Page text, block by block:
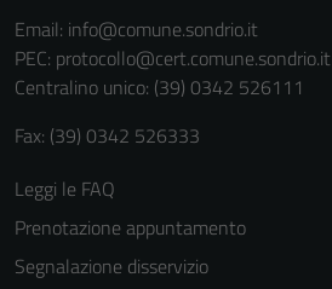
Email: info@comune.sondrio.it
PEC: protocollo@cert.comune.sondrio.it
Centralino unico: (39) 0342 526111
Fax: (39) 0342 526333
Leggi le FAQ
Prenotazione appuntamento
Segnalazione disservizio